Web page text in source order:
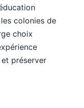
colonies de
choix
préserver